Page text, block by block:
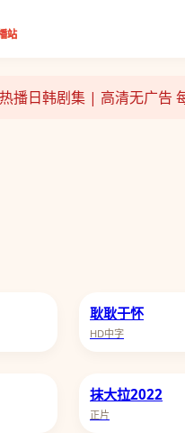
站
日韩剧集 | 高清无广告
耿耿于怀
HD中字
抹大拉2022
正片